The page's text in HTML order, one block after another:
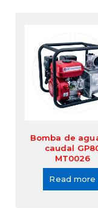
Bomba de
caudal
MT0026
Read more